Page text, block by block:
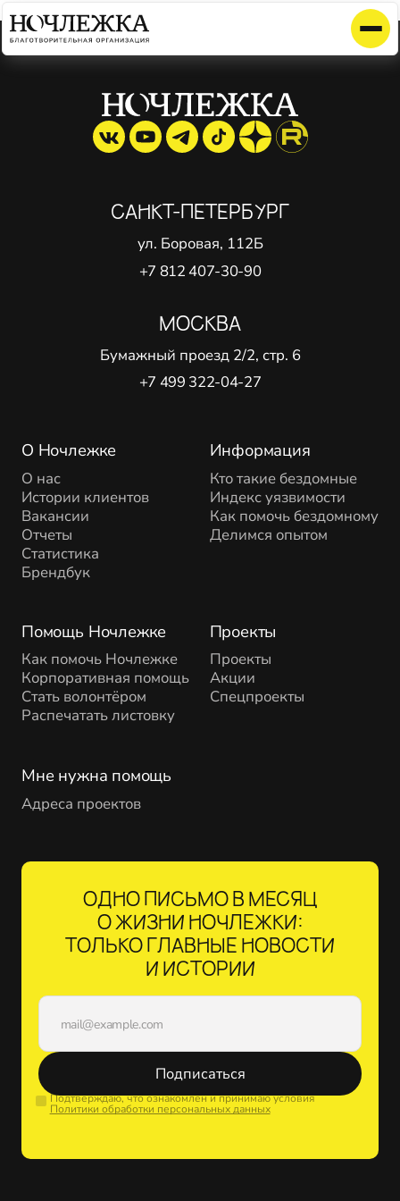
Элемент не найден!
О Ночлежке
О нас
Истории клиентов
Вакансии
Отчеты
Статистика
Брендбук
Помощь Ночлежке
Как помочь Ночлежке
Корпоративная помощь
Стать волонтёром
Распечатать листовку
Проекты
Проекты
Акции
Спецпроекты
Информация
Кто такие бездомные
Индекс уязвимости
Как помочь бездомному
Делимся опытом
Мне нужна помощь
Адреса проектов
САНКТ-ПЕТЕРБУРГ
ул. Боровая, 112Б
+7 812 407-30-90
МОСКВА
Бумажный проезд 2/2, стр. 6
+7 499 322-04-27
ОДНО ПИСЬМО В МЕСЯЦ
О ЖИЗНИ НОЧЛЕЖКИ:
ТОЛЬКО ГЛАВНЫЕ НОВОСТИ
И ИСТОРИИ
Подписаться
Подтверждаю, что ознакомлен и принимаю условия
Политики обработки персональных данных